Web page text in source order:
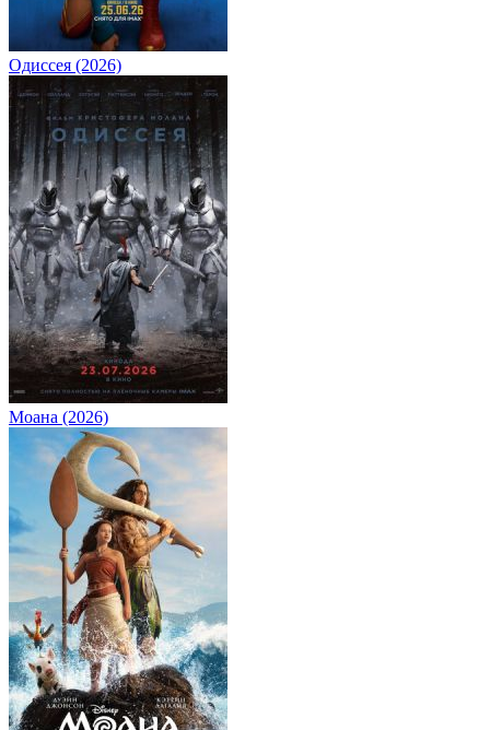
Одиссея (2026)
Моана (2026)